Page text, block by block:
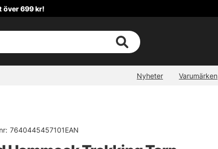
över 699 kr!
Nyheter Varumärken
7640445457101EAN